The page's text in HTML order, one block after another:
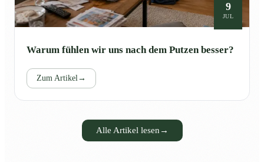
9
JUL
Warum fühlen wir uns nach dem Putzen besser?
Zum Artikel →
Alle Artikel lesen →